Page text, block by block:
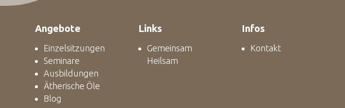
Angebote
Einzelsitzungen
Seminare
Ausbildungen
Ätherische Öle
Blog
Links
Gemeinsam
Heilsam
Infos
Kontakt